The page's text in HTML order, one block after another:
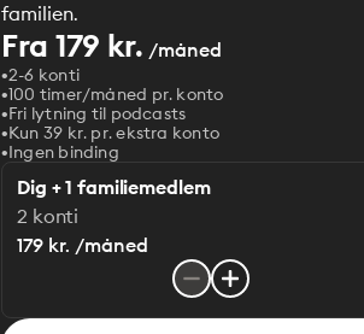
familien.
Fra 179 kr. /måned
2-6 konti
100 timer/måned pr. konto
Fri lytning til podcasts
Kun 39 kr. pr. ekstra konto
Ingen binding
Dig + 1 familiemedlem
2 konti
179 kr. /måned